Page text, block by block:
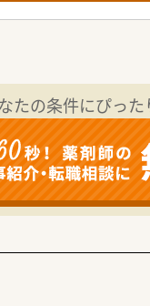
たの条件にぴった